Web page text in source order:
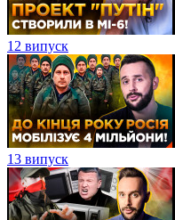
12 випуск
13 випуск